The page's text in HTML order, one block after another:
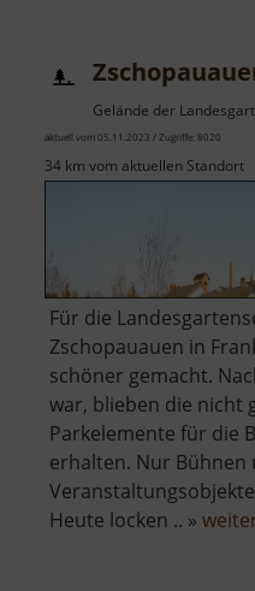
Gelände der
aktuell vom 05.11.2023 / Zugriffe: 8020
34 km vom aktuellen Standort
Für die
Zschopauauen in
schöner gemacht.
war, blieben die nicht
Parkelemente für die
erhalten. Nur Bühnen
Heute locken .. »